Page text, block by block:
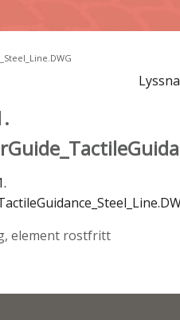
Lyssna
element rostfritt